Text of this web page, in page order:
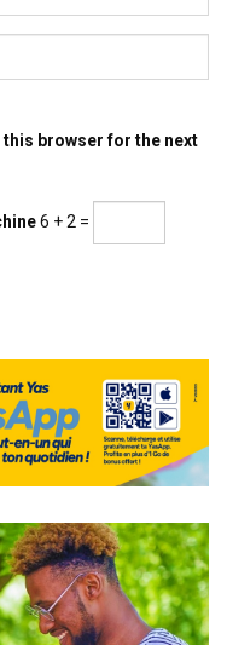
this browser for the next
6 + 2 =